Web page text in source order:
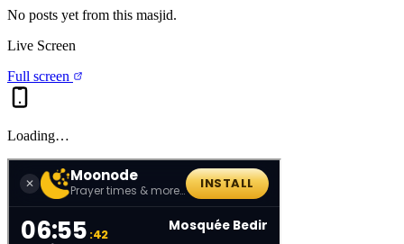
No posts yet from this masjid.
Live Screen
Full screen
Loading…